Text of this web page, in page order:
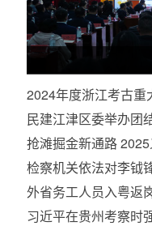
2024年度浙江考古重
民建江津区委举办团
抢滩掘金新通路
检察机关依法对李钺
外省务工人员入粤返
习近平在贵州考察时